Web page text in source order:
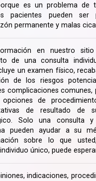
es un problema de
pacientes pueden
permanente y malas
en nuestro
de una consulta
un examen físico,
de los riesgos
complicaciones comunes,
opciones de
de resultado de
Solo una consulta
pueden ayudar a su
sobre lo que usted,
único, puede
indicaciones,